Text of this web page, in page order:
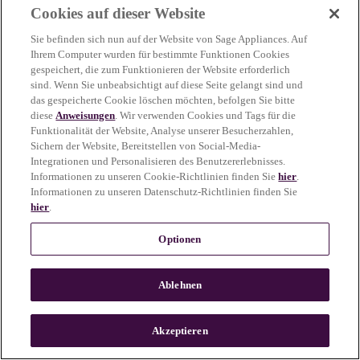
more information)
n
Cookies auf dieser Website
Sie befinden sich nun auf der Website von Sage Appliances. Auf
Ihrem Computer wurden für bestimmte Funktionen Cookies
gespeichert, die zum Funktionieren der Website erforderlich
sind. Wenn Sie unbeabsichtigt auf diese Seite gelangt sind und
das gespeicherte Cookie löschen möchten, befolgen Sie bitte
dieseAnweisungen. Wir verwenden Cookies und Tags für die
Funktionalität der Website, Analyse unserer Besucherzahlen,
Sichern der Website, Bereitstellen von Social-Media-
Integrationen und Personalisieren des Benutzererlebnisses.
Informationen zu unseren Cookie-Richtlinien finden Siehier.
Informationen zu unseren Datenschutz-Richtlinien finden Sie
hier.
Optionen
Ablehnen
Akzeptieren